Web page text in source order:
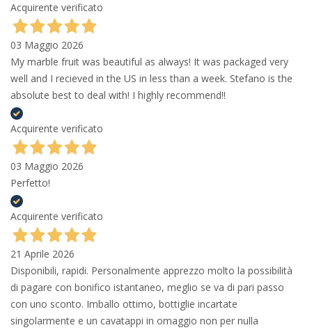
Acquirente verificato
03 Maggio 2026
My marble fruit was beautiful as always! It was packaged very
well and I recieved in the US in less than a week. Stefano is the
absolute best to deal with! I highly recommend!!
Acquirente verificato
03 Maggio 2026
Perfetto!
Acquirente verificato
21 Aprile 2026
Disponibili, rapidi. Personalmente apprezzo molto la possibilità
di pagare con bonifico istantaneo, meglio se va di pari passo
con uno sconto. Imballo ottimo, bottiglie incartate
singolarmente e un cavatappi in omaggio non per nulla